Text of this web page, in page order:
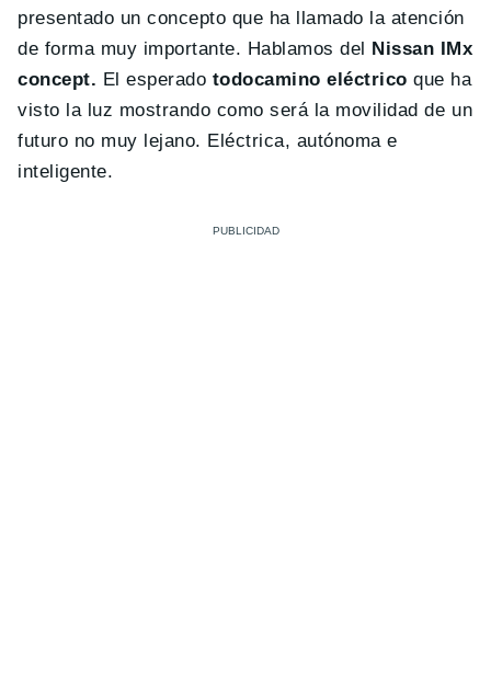
presentado un concepto que ha llamado la atención
de forma muy importante. Hablamos del Nissan IMx
concept. El esperado todocamino eléctrico que ha
visto la luz mostrando como será la movilidad de un
futuro no muy lejano. Eléctrica, autónoma e
inteligente.